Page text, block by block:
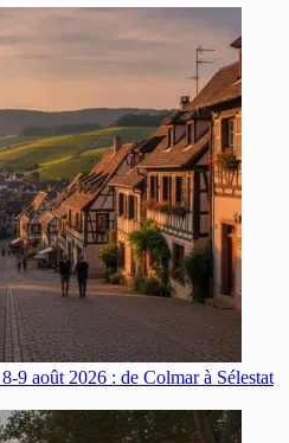
9 août 2026 : de Colmar à Sélestat